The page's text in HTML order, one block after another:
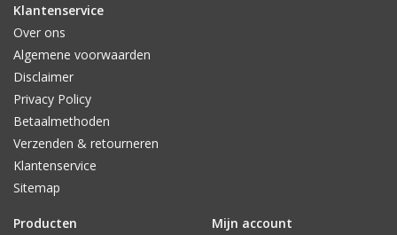
Klantenservice
Over ons
Algemene voorwaarden
Disclaimer
Privacy Policy
Betaalmethoden
Verzenden & retourneren
Klantenservice
Sitemap
Producten
Mijn account